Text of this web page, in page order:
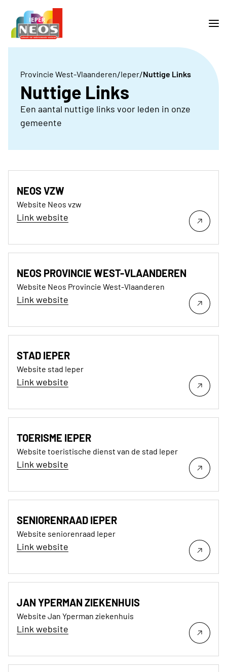
Provincie West-Vlaanderen/Ieper/Nuttige Links
Nuttige Links
Een aantal nuttige links voor leden in onze
gemeente
NEOS VZW
Website Neos vzw
Link website
NEOS PROVINCIE WEST-VLAANDEREN
Website Neos Provincie West-Vlaanderen
Link website
STAD IEPER
Website stad Ieper
Link website
TOERISME IEPER
Website toeristische dienst van de stad Ieper
Link website
SENIORENRAAD IEPER
Website seniorenraad Ieper
Link website
JAN YPERMAN ZIEKENHUIS
Website Jan Yperman ziekenhuis
Link website